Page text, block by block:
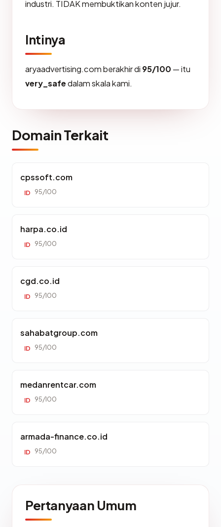
industri. TIDAK membuktikan konten jujur.
Intinya
aryaadvertising.com berakhir di 95/100 — itu
very_safedalam skala kami.
Domain Terkait
cpssoft.com
ID 95/100
harpa.co.id
ID 95/100
cgd.co.id
ID 95/100
sahabatgroup.com
ID 95/100
medanrentcar.com
ID 95/100
armada-finance.co.id
ID 95/100
Pertanyaan Umum